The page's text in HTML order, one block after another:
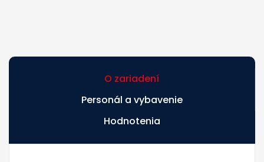
O zariadení
Personál a vybavenie
Hodnotenia